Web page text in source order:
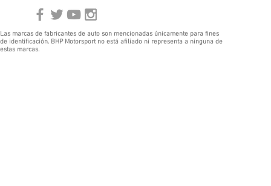
Las marcas de fabricantes de auto son mencionadas únicamente para fines
de identificación. BHP Motorsport no está afiliado ni representa a ninguna de
estas marcas.